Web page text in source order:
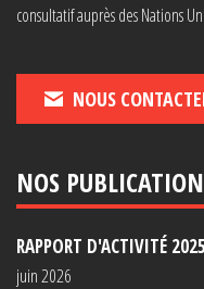
consultatif auprès des Nations
NOUS
NOS
RAPPORT D'ACTIVITÉ 2025
juin 2026